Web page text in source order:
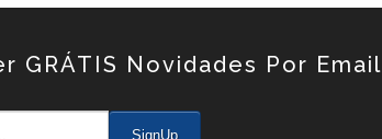
GRÁTIS Novidades Por Email